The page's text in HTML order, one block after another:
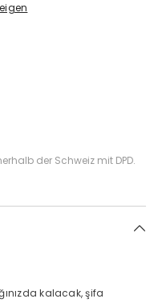
der Schweiz mit DPD.
kalacak, şifa